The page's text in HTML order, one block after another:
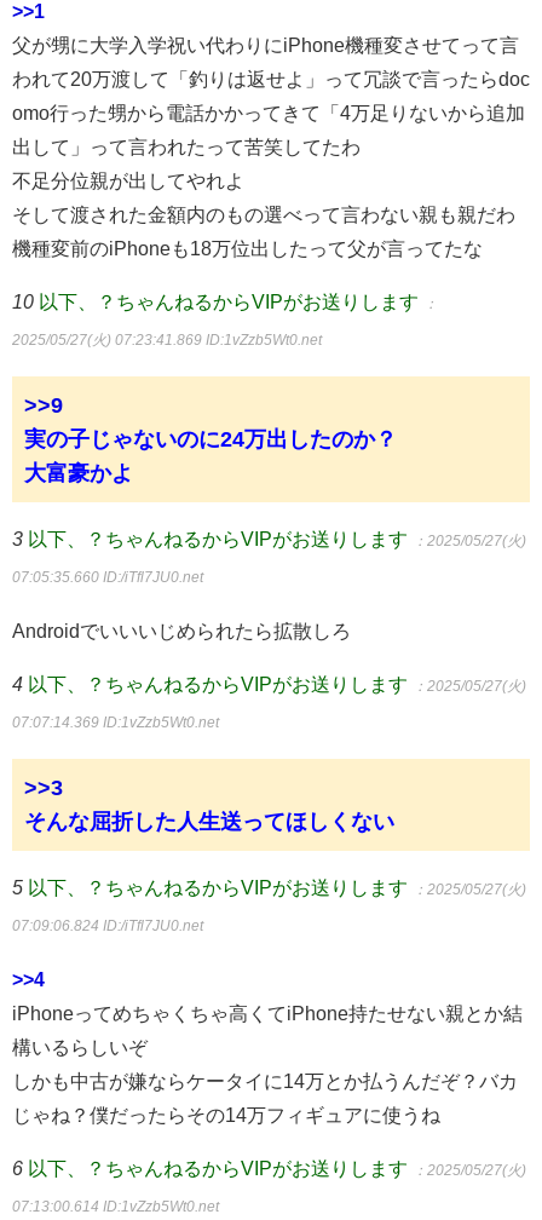
>>1
父が甥に大学入学祝い代わりにiPhone機種変させてって言
われて20万渡して「釣りは返せよ」って冗談で言ったらdoc
omo行った甥から電話かかってきて「4万足りないから追加
出して」って言われたって苦笑してたわ
不足分位親が出してやれよ
そして渡された金額内のもの選べって言わない親も親だわ
機種変前のiPhoneも18万位出したって父が言ってたな
10 以下、？ちゃんねるからVIPがお送りします ：
2025/05/27(火) 07:23:41.869 ID:1vZzb5Wt0.net
>>9
実の子じゃないのに24万出したのか？
大富豪かよ
3 以下、？ちゃんねるからVIPがお送りします ：2025/05/27(火)
07:05:35.660 ID:/iTfl7JU0.net
Androidでいいいじめられたら拡散しろ
4 以下、？ちゃんねるからVIPがお送りします ：2025/05/27(火)
07:07:14.369 ID:1vZzb5Wt0.net
>>3
そんな屈折した人生送ってほしくない
5 以下、？ちゃんねるからVIPがお送りします ：2025/05/27(火)
07:09:06.824 ID:/iTfl7JU0.net
>>4
iPhoneってめちゃくちゃ高くてiPhone持たせない親とか結
構いるらしいぞ
しかも中古が嫌ならケータイに14万とか払うんだぞ？バカ
じゃね？僕だったらその14万フィギュアに使うね
6 以下、？ちゃんねるからVIPがお送りします ：2025/05/27(火)
07:13:00.614 ID:1vZzb5Wt0.net